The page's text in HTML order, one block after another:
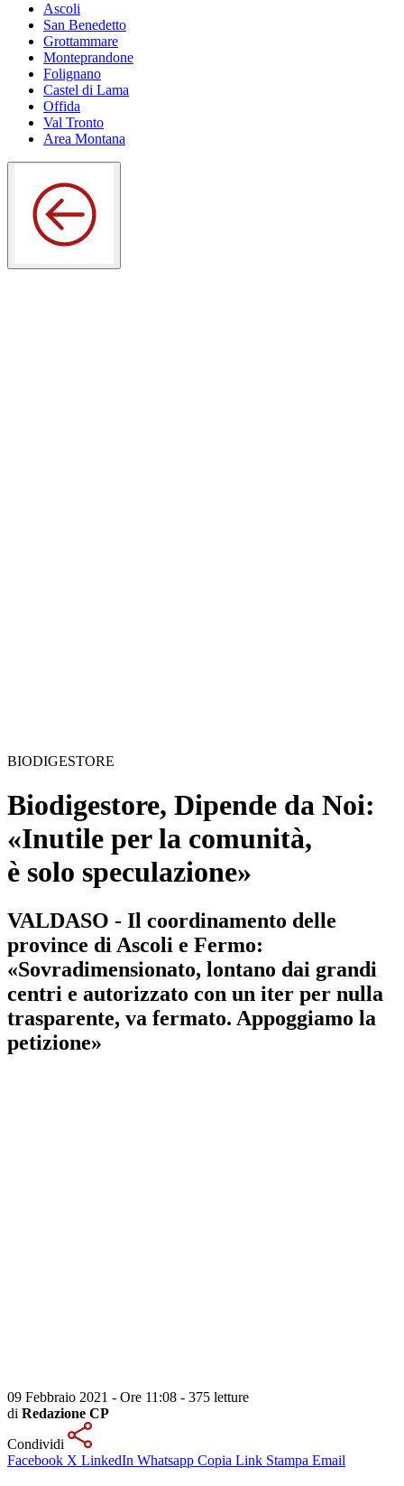
Ascoli
San Benedetto
Grottammare
Monteprandone
Folignano
Castel di Lama
Offida
Val Tronto
Area Montana
BIODIGESTORE
Biodigestore, Dipende da Noi:
«Inutile per la comunità,
è solo speculazione»
VALDASO - Il coordinamento delle
province di Ascoli e Fermo:
«Sovradimensionato, lontano dai grandi
centri e autorizzato con un iter per nulla
trasparente, va fermato. Appoggiamo la
petizione»
09 Febbraio 2021 - Ore 11:08 - 375 letture
di Redazione CP
Condividi
Facebook X LinkedIn Whatsapp Copia Link Stampa Email